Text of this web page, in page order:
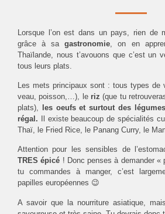
Lorsque l’on est dans un pays, rien de
grâce à sagastronomie , on en
Thaïlande, nous t’avouons que c’est un
tous leurs plats.
Les mets principaux sont : tous types de
veau, poisson,…), le riz(que tu
plats),
les oeufs et surtout des
régal. Il existe beaucoup de spécialités
Thaï, le Fried Rice, le Panang Curry, le
Attention pour les sensibles de
TRES épicé ! Donc penses à demander «
tu commandes à manger, c’est
papilles européennes 😉
A savoir que la nourriture asiatique,